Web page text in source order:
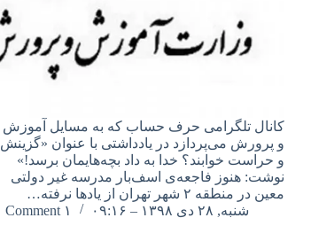
کانال تلگرامی حرف حساب که به مسایل آموزش
و پرورش می‌پردازد در یادداشتی با عنوان «گزینش
و حراست خوابند؟ خدا به داد بچه‌هایمان برسد!»
نوشت: هنوز فاجعه‌ی اسف‌بار مدرسه غیر دولتی
معین در منطقه ۲ شهر تهران از یادها نرفته…
شنبه, ۲۸ دی ۱۳۹۸ – ۰۹:۱۶
۱ Comment